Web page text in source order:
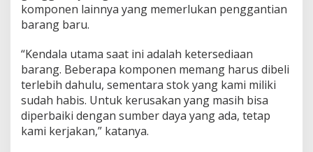
a
r
k
a
n
P
e
komponen lainnya yang memerlukan penggantian
barang baru.
“Kendala utama saat ini adalah ketersediaan
barang. Beberapa komponen memang harus dibeli
terlebih dahulu, sementara stok yang kami miliki
sudah habis. Untuk kerusakan yang masih bisa
diperbaiki dengan sumber daya yang ada, tetap
kami kerjakan,” katanya.